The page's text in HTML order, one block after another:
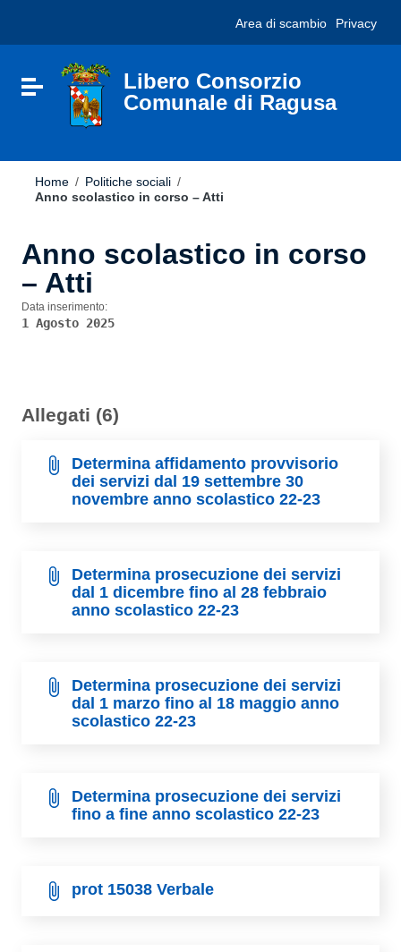
sito
include
Vai al footer
Area di scambio Privacy
Attiva / disattiva la navigazione
Libero Consorzio
Comunale di Ragusa
Home / Politiche sociali /
Anno scolastico in corso – Atti
Anno scolastico in corso
– Atti
Data inserimento:
1 Agosto 2025
Allegati (6)
Determina affidamento provvisorio
dei servizi dal 19 settembre 30
novembre anno scolastico 22-23
Determina prosecuzione dei servizi
dal 1 dicembre fino al 28 febbraio
anno scolastico 22-23
Determina prosecuzione dei servizi
dal 1 marzo fino al 18 maggio anno
scolastico 22-23
Determina prosecuzione dei servizi
fino a fine anno scolastico 22-23
prot 15038 Verbale